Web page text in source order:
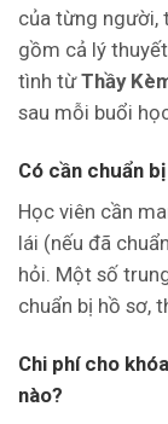
của từng người,
gồm cả lý
tình từThầy
sau mỗi buổi
Có cần chuẩn
Học viên cần
lái (nếu đã
hỏi. Một số
chuẩn bị hồ sơ,
Chi phí cho
nào?